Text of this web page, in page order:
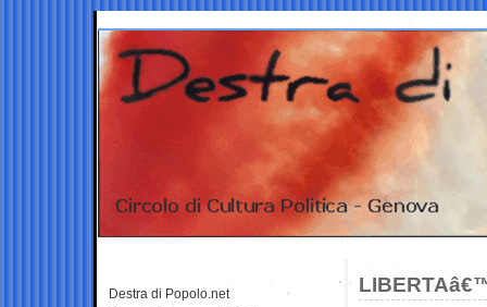
Destra di Popolo.net